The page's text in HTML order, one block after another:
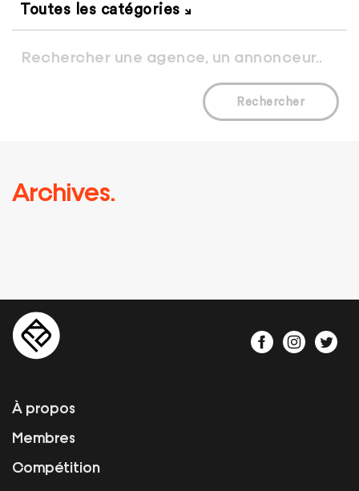
Toutes les catégories
Rechercher
Archives.
À propos
Membres
Compétition